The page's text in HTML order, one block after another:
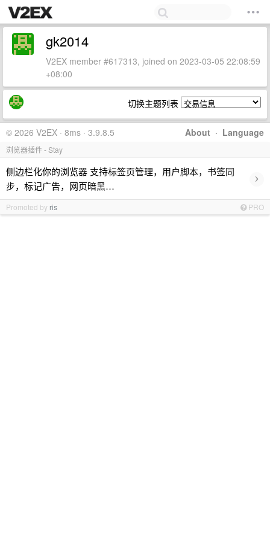
gk2014
V2EX member #617313, joined on 2023-03-05 22:08:59
+08:00
切换主题列表
About · Language
© 2026 V2EX · 8ms · 3.9.8.5
浏览器插件 - Stay
侧边栏化你的浏览器 支持标签页管理，用户脚本，书签同
步，标记广告，网页暗黑…
›
Promoted by ris PRO